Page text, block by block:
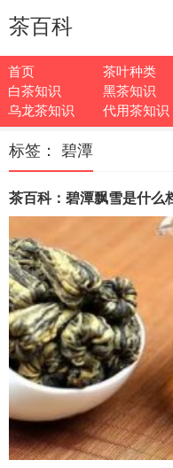
茶百科
首页 茶叶种类
白茶知识
黑茶知识
乌龙茶知识
代用茶知识
标签： 碧潭
茶百科：碧潭飘雪是什么